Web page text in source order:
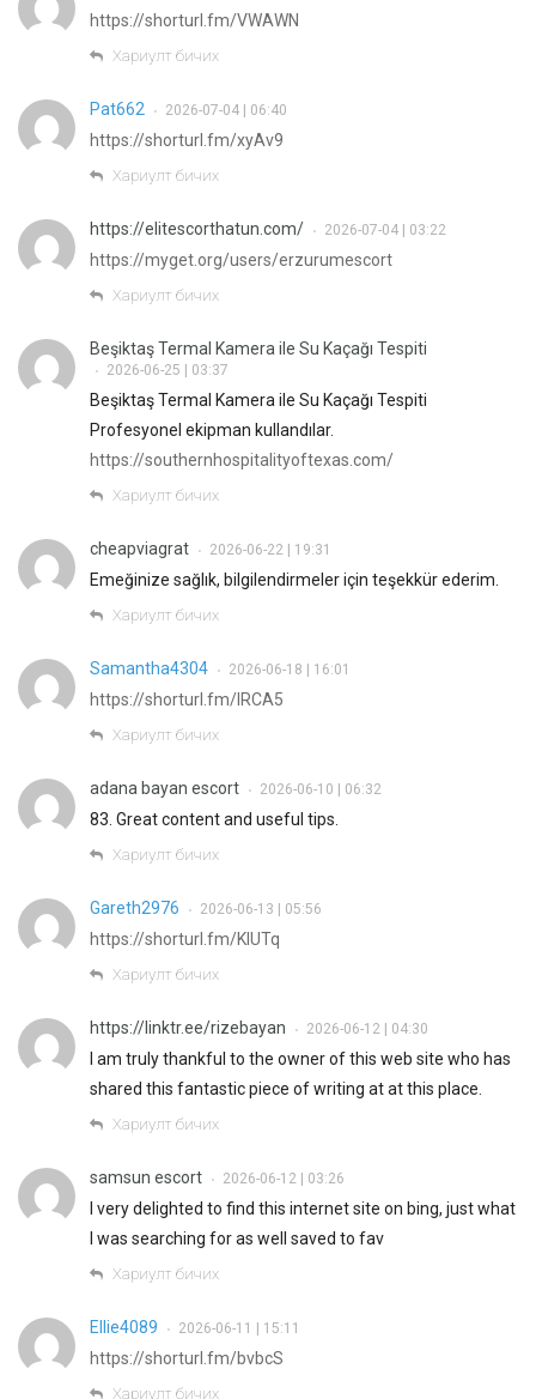
https://shorturl.fm/VWAWN
Хариулт бичих
Pat662 • 2026-07-04 | 06:40
https://shorturl.fm/xyAv9
Хариулт бичих
https://elitescorthatun.com/ • 2026-07-04 | 03:22
https://myget.org/users/erzurumescort
Хариулт бичих
Beşiktaş Termal Kamera ile Su Kaçağı Tespiti
• 2026-06-25 | 03:37
Beşiktaş Termal Kamera ile Su Kaçağı Tespiti
Profesyonel ekipman kullandılar.
https://southernhospitalityoftexas.com/
Хариулт бичих
cheapviagrat • 2026-06-22 | 19:31
Emeğinize sağlık, bilgilendirmeler için teşekkür ederim.
Хариулт бичих
Samantha4304 • 2026-06-18 | 16:01
https://shorturl.fm/IRCA5
Хариулт бичих
adana bayan escort • 2026-06-10 | 06:32
83. Great content and useful tips.
Хариулт бичих
Gareth2976 • 2026-06-13 | 05:56
https://shorturl.fm/KIUTq
Хариулт бичих
https://linktr.ee/rizebayan • 2026-06-12 | 04:30
I am truly thankful to the owner of this web site who has
shared this fantastic piece of writing at at this place.
Хариулт бичих
samsun escort • 2026-06-12 | 03:26
I very delighted to find this internet site on bing, just what
I was searching for as well saved to fav
Хариулт бичих
Ellie4089 • 2026-06-11 | 15:11
https://shorturl.fm/bvbcS
Хариулт бичих